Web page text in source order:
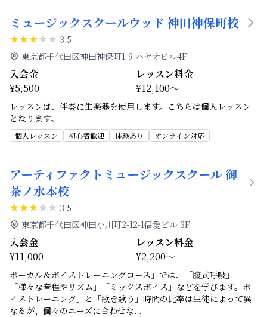
ミュージックスクールウッド 神田神保町校
3.5
東京都千代田区神田神保町1-9 ハヤオビル4F
入会金
¥5,500
レッスン料金
¥12,100～
レッスンは、伴奏に生楽器を使用します。こちらは個人レッスン
となります。
個人レッスン 初心者歓迎 体験あり オンライン対応
アーティファクトミュージックスクール 御
茶ノ水本校
3.5
東京都千代田区神田小川町2-12-1信愛ビル 3F
入会金
¥11,000
レッスン料金
¥2,200～
ボーカル＆ボイストレーニングコース」では、「腹式呼吸」
「様々な音程やリズム」「ミックスボイス」などを学びます。ボ
イストレーニング」と「歌を歌う」時間の比率は生徒によって異
なるが、個々のニーズに合わせな...